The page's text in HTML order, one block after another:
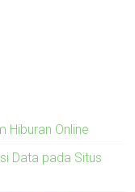
Hiburan Online
Data pada Situs